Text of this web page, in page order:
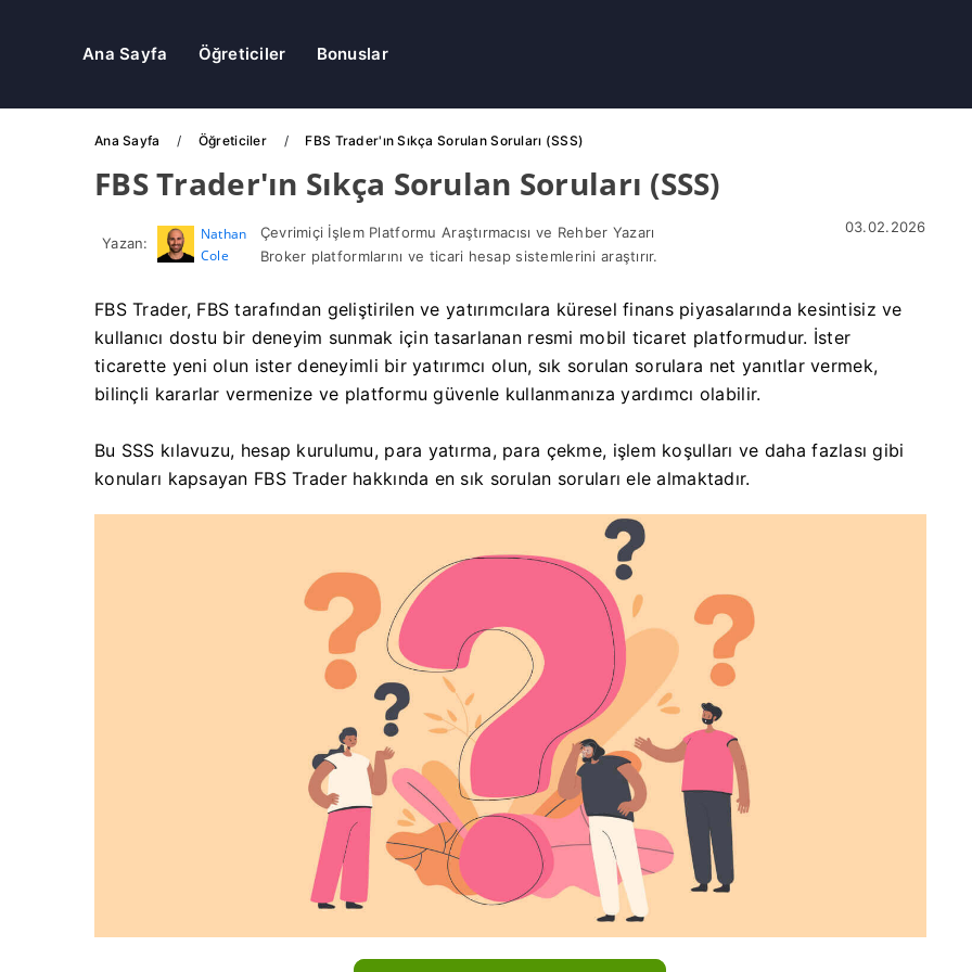
Ana Sayfa Öğreticiler Bonuslar
Ana Sayfa Öğreticiler FBS Trader'ın Sıkça Sorulan Soruları (SSS)
FBS Trader'ın Sıkça Sorulan Soruları (SSS)
Yazan:
Nathan
Cole
Çevrimiçi İşlem Platformu Araştırmacısı ve Rehber Yazarı
Broker platformlarını ve ticari hesap sistemlerini araştırır.
03.02.2026
FBS Trader, FBS tarafından geliştirilen ve yatırımcılara küresel finans piyasalarında kesintisiz ve
kullanıcı dostu bir deneyim sunmak için tasarlanan resmi mobil ticaret platformudur. İster
ticarette yeni olun ister deneyimli bir yatırımcı olun, sık sorulan sorulara net yanıtlar vermek,
bilinçli kararlar vermenize ve platformu güvenle kullanmanıza yardımcı olabilir.
Bu SSS kılavuzu, hesap kurulumu, para yatırma, para çekme, işlem koşulları ve daha fazlası gibi
konuları kapsayan FBS Trader hakkında en sık sorulan soruları ele almaktadır.